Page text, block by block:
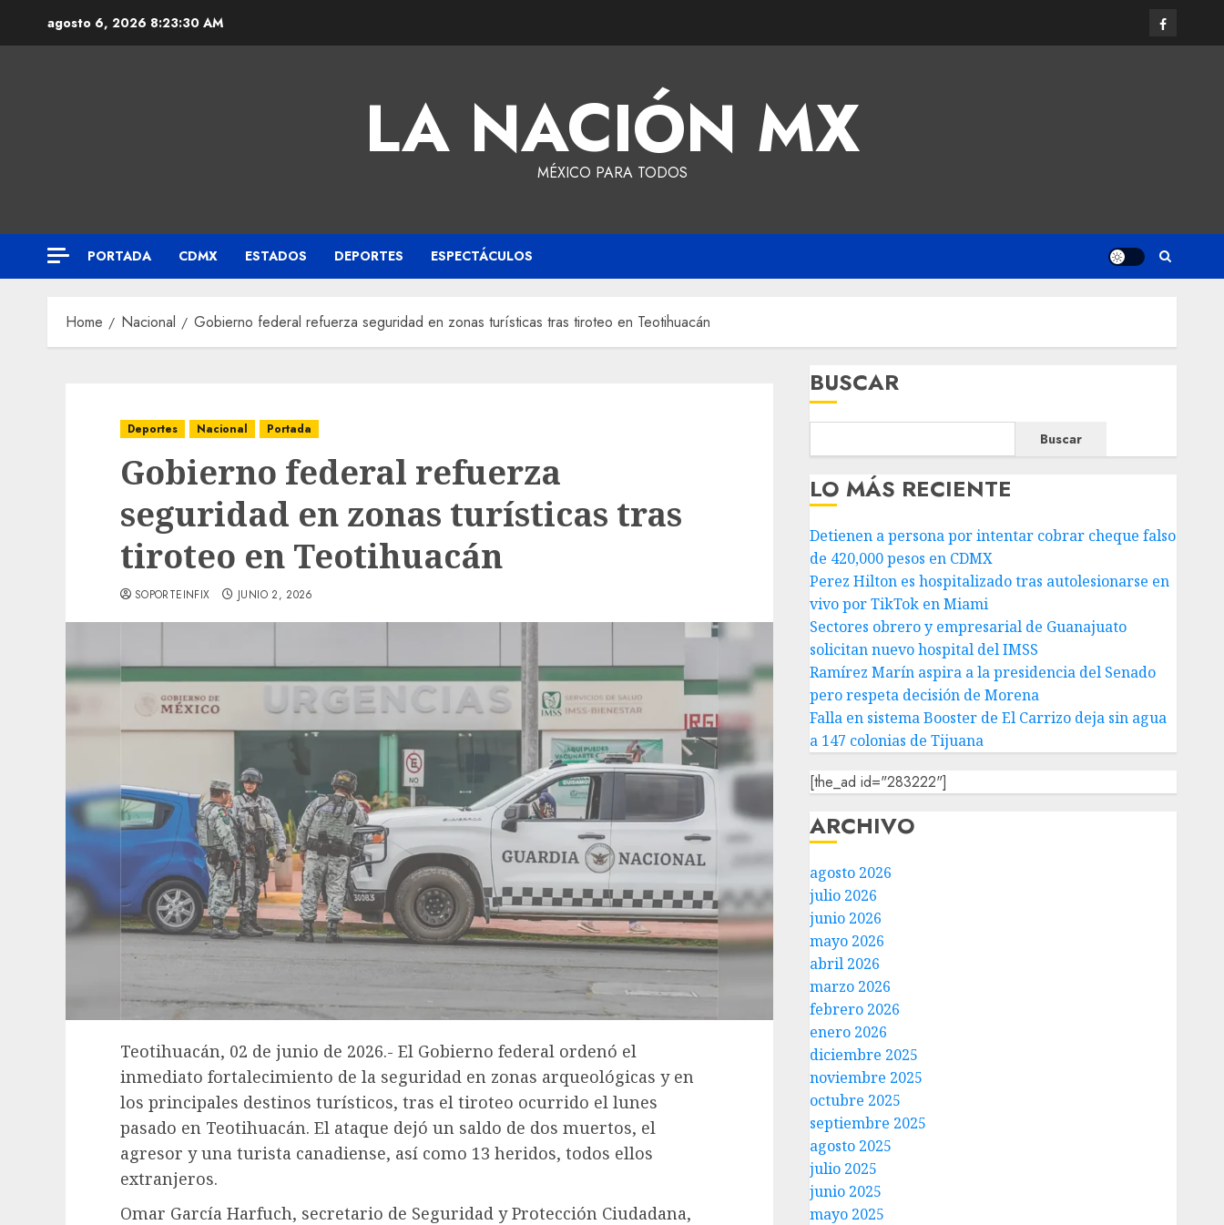
agosto 6, 2026 8:23:30 AM
LA NACIÓN MX
MÉXICO PARA TODOS
PORTADA CDMX ESTADOS DEPORTES ESPECTÁCULOS
Home Nacional Gobierno federal refuerza seguridad en zonas turísticas tras tiroteo en Teotihuacán
Deportes Nacional Portada
Gobierno federal refuerza
seguridad en zonas turísticas tras
tiroteo en Teotihuacán
SOPORTEINFIX JUNIO 2, 2026
Teotihuacán, 02 de junio de 2026.- El Gobierno federal ordenó el
inmediato fortalecimiento de la seguridad en zonas arqueológicas y en
los principales destinos turísticos, tras el tiroteo ocurrido el lunes
pasado en Teotihuacán. El ataque dejó un saldo de dos muertos, el
agresor y una turista canadiense, así como 13 heridos, todos ellos
extranjeros.
Omar García Harfuch, secretario de Seguridad y Protección Ciudadana,
BUSCAR
Buscar
LO MÁS RECIENTE
Detienen a persona por intentar cobrar cheque falso
de 420,000 pesos en CDMX
Perez Hilton es hospitalizado tras autolesionarse en
vivo por TikTok en Miami
Sectores obrero y empresarial de Guanajuato
solicitan nuevo hospital del IMSS
Ramírez Marín aspira a la presidencia del Senado
pero respeta decisión de Morena
Falla en sistema Booster de El Carrizo deja sin agua
a 147 colonias de Tijuana
[the_ad id="283222"]
ARCHIVO
agosto 2026
julio 2026
junio 2026
mayo 2026
abril 2026
marzo 2026
febrero 2026
enero 2026
diciembre 2025
noviembre 2025
octubre 2025
septiembre 2025
agosto 2025
julio 2025
junio 2025
mayo 2025